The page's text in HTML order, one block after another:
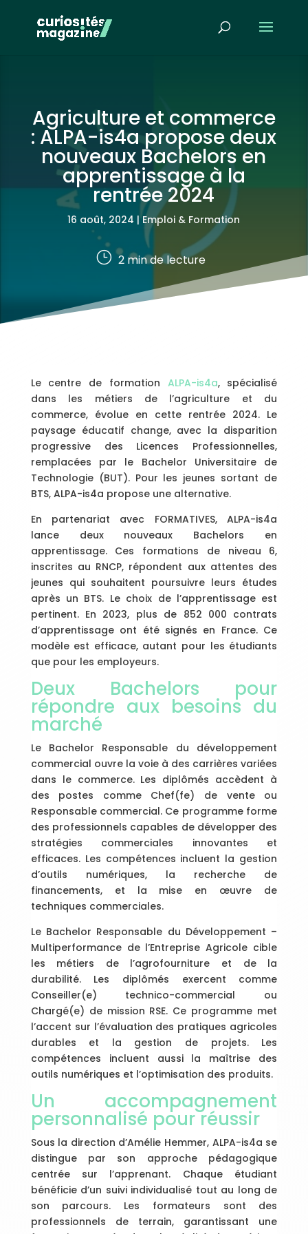
Agriculture et commerce
: ALPA-is4a propose deux
nouveaux Bachelors en
apprentissage à la
rentrée 2024
16 août, 2024 |Emploi & Formation
} 2min de lecture
Le centre de formation ALPA-is4a, spécialisé
dans les métiers de l’agriculture et du
commerce, évolue en cette rentrée 2024. Le
paysage éducatif change, avec la disparition
progressive des Licences Professionnelles,
remplacées par le Bachelor Universitaire de
Technologie (BUT). Pour les jeunes sortant de
BTS, ALPA-is4a propose une alternative.
En partenariat avec FORMATIVES, ALPA-is4a
lance deux nouveaux Bachelors en
apprentissage. Ces formations de niveau 6,
inscrites au RNCP, répondent aux attentes des
jeunes qui souhaitent poursuivre leurs études
après un BTS. Le choix de l’apprentissage est
pertinent. En 2023, plus de 852 000 contrats
d’apprentissage ont été signés en France. Ce
modèle est efficace, autant pour les étudiants
que pour les employeurs.
Deux Bachelors pour
répondre aux besoins du
marché
Le Bachelor Responsable du développement
commercial ouvre la voie à des carrières variées
dans le commerce. Les diplômés accèdent à
des postes comme Chef(fe) de vente ou
Responsable commercial. Ce programme forme
des professionnels capables de développer des
stratégies commerciales innovantes et
efficaces. Les compétences incluent la gestion
d’outils numériques, la recherche de
financements, et la mise en œuvre de
techniques commerciales.
Le Bachelor Responsable du Développement –
Multiperformance de l’Entreprise Agricole cible
les métiers de l’agrofourniture et de la
durabilité. Les diplômés exercent comme
Conseiller(e) technico-commercial ou
Chargé(e) de mission RSE. Ce programme met
l’accent sur l’évaluation des pratiques agricoles
durables et la gestion de projets. Les
compétences incluent aussi la maîtrise des
outils numériques et l’optimisation des produits.
Un accompagnement
personnalisé pour réussir
Sous la direction d’Amélie Hemmer, ALPA-is4a se
distingue par son approche pédagogique
centrée sur l’apprenant. Chaque étudiant
bénéficie d’un suivi individualisé tout au long de
son parcours. Les formateurs sont des
professionnels de terrain, garantissant une